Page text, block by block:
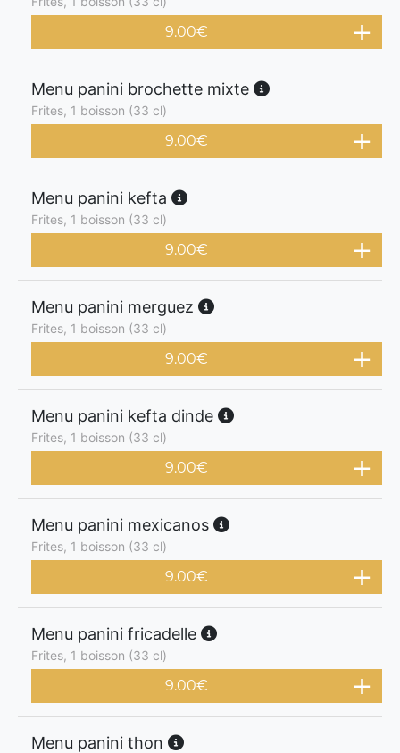
9.00€
Menu panini brochette mixte
Frites, 1 boisson (33 cl)
9.00€
Menu panini kefta
Frites, 1 boisson (33 cl)
9.00€
Menu panini merguez
Frites, 1 boisson (33 cl)
9.00€
Menu panini kefta dinde
Frites, 1 boisson (33 cl)
9.00€
Menu panini mexicanos
Frites, 1 boisson (33 cl)
9.00€
Menu panini fricadelle
Frites, 1 boisson (33 cl)
9.00€
Menu panini thon